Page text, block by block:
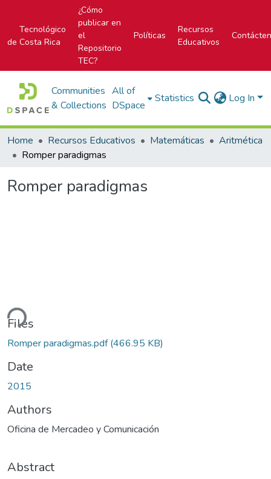
Tecnológico
de Costa Rica
¿Cómo
publicar en
el
Repositorio
TEC?
Políticas
Recursos
Educativos
Communities
& Collections
All of
DSpace
Statistics Log In
Home Recursos Educativos Matemáticas
Aritmética
Romper paradigmas
Romper paradigmas
Files
Romper paradigmas.pdf(466.95 KB)
Date
2015
Authors
Oficina de Mercadeo y Comunicación
Abstract